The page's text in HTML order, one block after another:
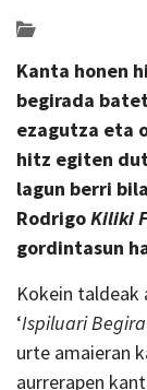
Kanta honen
begirada
ezagutza eta
hitz egiten
lagun berri
RodrigoKiliki
gordintasun
Kokein taldeak
‘Ispiluari
urte amaieran
aurrerapen